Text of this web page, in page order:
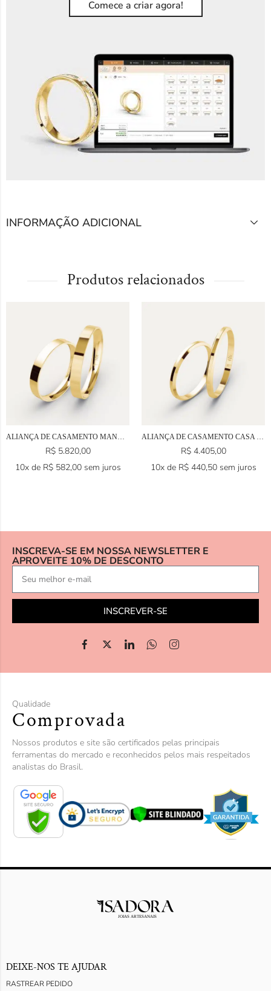
Comece a criar agora!
INFORMAÇÃO ADICIONAL
Produtos relacionados
ALIANÇA DE CASAMENTO MANAUS EM OURO 18K
R$5.820,00
10x de R$582,00 sem juros
ALIANÇA DE CASAMENTO CASA EM OURO 18K
R$4.405,00
10x de R$440,50 sem juros
INSCREVA-SE EM NOSSA NEWSLETTER E
APROVEITE 10% DE DESCONTO
INSCREVER-SE
Qualidade
Comprovada
Nossos produtos e site são certificados pelas principais
ferramentas do mercado e reconhecidos pelos mais respeitados
analistas do Brasil.
DEIXE-NOS TE AJUDAR
RASTREAR PEDIDO